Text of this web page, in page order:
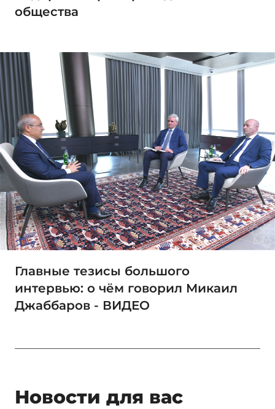
общества
Главные тезисы большого
интервью: о чём говорил Микаил
Джаббаров - ВИДЕО
Новости для вас